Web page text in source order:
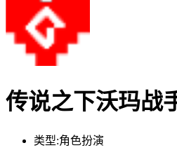
传说之下沃玛战
类型:角色扮演